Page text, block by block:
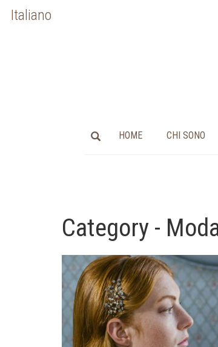
Italiano
HOME CHI SONO
Category -